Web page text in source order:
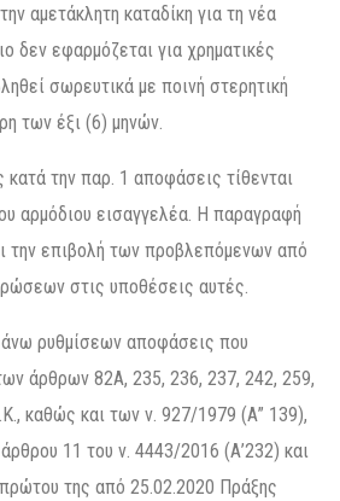
αμετάκλητη καταδίκη για τη νέα
δεν εφαρμόζεται για χρηματικές
σωρευτικά με ποινή στερητική
των έξι (6) μηνών.
κατά την παρ. 1 αποφάσεις τίθενται
αρμόδιου εισαγγελέα. Η παραγραφή
την επιβολή των προβλεπόμενων από
στις υποθέσεις αυτές.
ρυθμίσεων αποφάσεις που
άρθρων 82Α, 235, 236, 237, 242, 259,
καθώς και των ν. 927/1979 (Α” 139),
11 του ν. 4443/2016 (Α’232) και
της από 25.02.2020 Πράξης